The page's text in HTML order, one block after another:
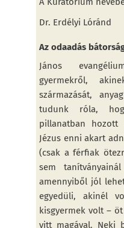
Dr. Erdélyi Lóránd
Az odaadás
János
gyermekről,
származását,
tudunk róla,
pillanatban
Jézus enni akart
(csak a férfiak
sem
amennyiből jól
egyedüli, akinél
kisgyermek volt –
vitt magával. Neki